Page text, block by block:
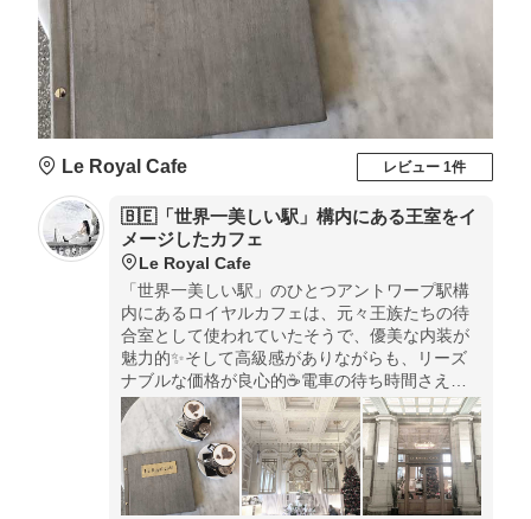
Le Royal Cafe レビュー 1件
🇧🇪「世界一美しい駅」構内にある王室をイ
メージしたカフェ
Le Royal Cafe
「世界一美しい駅」のひとつアントワープ駅構
内にあるロイヤルカフェは、元々王族たちの待
合室として使われていたそうで、優美な内装が
魅力的✨そして高級感がありながらも、リーズ
ナブルな価格が良心的☕️電車の待ち時間さえ優
雅に過ごせます🕰切符がなくても利用可能で
す！